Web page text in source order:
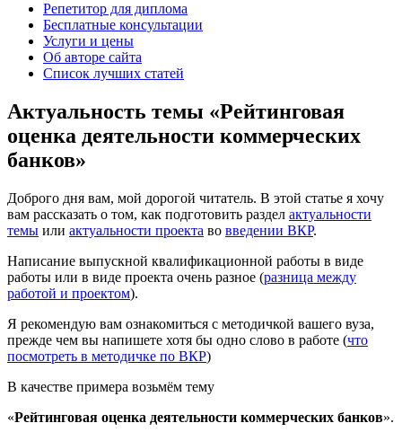
Репетитор для диплома
Бесплатные консультации
Услуги и цены
Об авторе сайта
Список лучших статей
Актуальность темы «Рейтинговая
оценка деятельности коммерческих
банков»
Доброго дня вам, мой дорогой читатель. В этой статье я хочу
вам рассказать о том, как подготовить раздел актуальности
темы или актуальности проекта во введении ВКР.
Написание выпускной квалификационной работы в виде
работы или в виде проекта очень разное (разница между
работой и проектом).
Я рекомендую вам ознакомиться с методичкой вашего вуза,
прежде чем вы напишете хотя бы одно слово в работе (что
посмотреть в методичке по ВКР)
В качестве примера возьмём тему
«Рейтинговая оценка деятельности коммерческих банков».